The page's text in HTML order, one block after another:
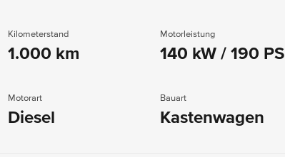
Kilometerstand
1.000 km
Motorleistung
140 kW / 190 PS
Motorart
Diesel
Bauart
Kastenwagen